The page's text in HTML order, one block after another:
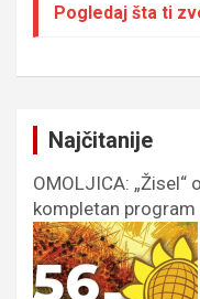
Pogledaj šta ti
Najčitanije
OMOLJICA:
kompletan program